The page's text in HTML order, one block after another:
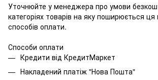
Уточнюйте у менеджера про умови
категоріях товарів на яку поширюється
способів оплати.
Способи оплати
Кредити від КредитМаркет
Накладений платіж "Нова Пошта"